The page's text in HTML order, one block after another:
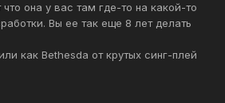
она у вас там где-то на какой-то
Вы ее так еще 8 лет делать
как Bethesda от крутых синг-плей